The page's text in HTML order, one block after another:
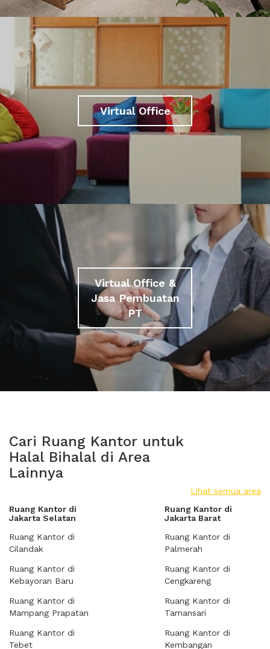
Virtual Office
Virtual Office &
Jasa Pembuatan
PT
Cari Ruang Kantor untuk
Halal Bihalal di Area
Lainnya
Lihat semua area
Ruang Kantor di
Jakarta Selatan
Ruang Kantor di
Cilandak
Ruang Kantor di
Kebayoran Baru
Ruang Kantor di
Mampang Prapatan
Ruang Kantor di
Tebet
Ruang Kantor di
Jakarta Barat
Ruang Kantor di
Palmerah
Ruang Kantor di
Cengkareng
Ruang Kantor di
Tamansari
Ruang Kantor di
Kembangan